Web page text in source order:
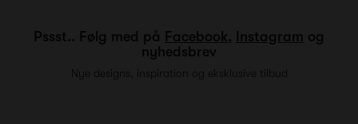
Pssst.. Følg med på Facebook, Instagram og
nyhedsbrev
Nye designs, inspiration og eksklusive tilbud